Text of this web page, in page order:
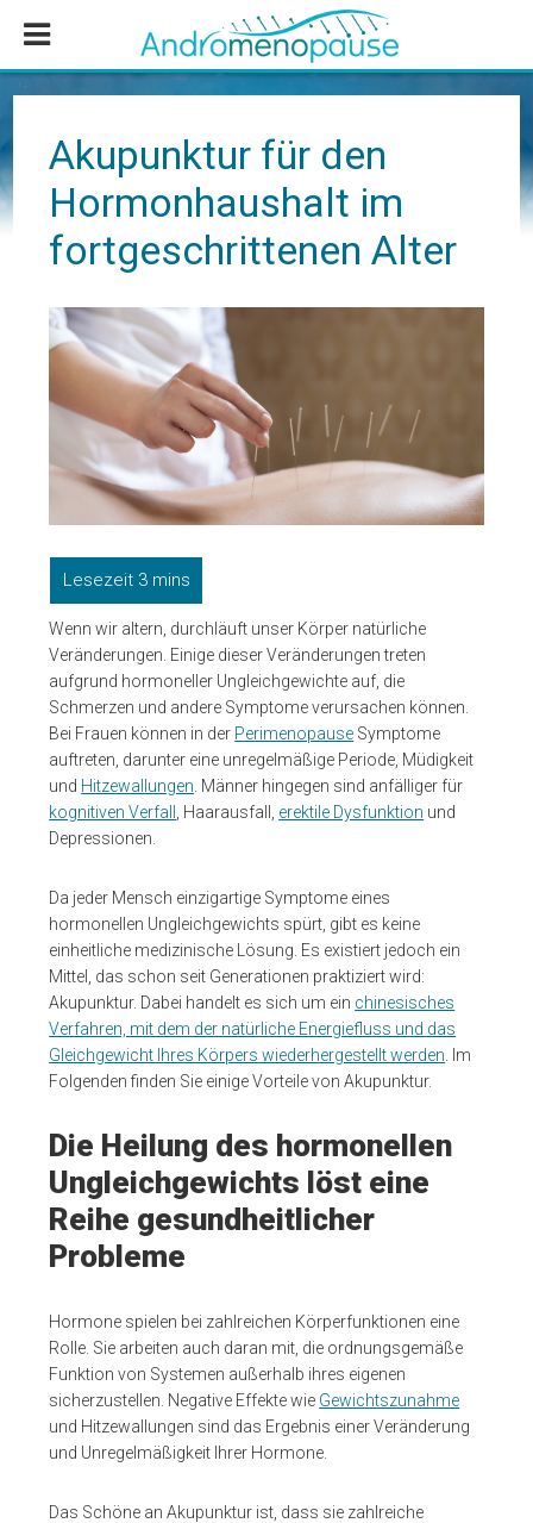
Inhalt
springen
Seitenspalte
springen
Fußzeile
springen
Akupunktur für den
Hormonhaushalt im
fortgeschrittenen Alter
Wenn wir altern, durchläuft unser Körper natürliche
Veränderungen. Einige dieser Veränderungen treten
aufgrund hormoneller Ungleichgewichte auf, die
Schmerzen und andere Symptome verursachen können.
Bei Frauen können in der Perimenopause Symptome
auftreten, darunter eine unregelmäßige Periode, Müdigkeit
und Hitzewallungen . Männer hingegen sind anfälliger für
kognitiven Verfall
, Haarausfall, erektile Dysfunktion und
Depressionen.
Da jeder Mensch einzigartige Symptome eines
hormonellen Ungleichgewichts spürt, gibt es keine
einheitliche medizinische Lösung. Es existiert jedoch ein
Mittel, das schon seit Generationen praktiziert wird:
Akupunktur. Dabei handelt es sich um ein chinesisches
Verfahren, mit dem der natürliche Energiefluss und das
Gleichgewicht Ihres Körpers wiederhergestellt werden . Im
Folgenden finden Sie einige Vorteile von Akupunktur.
Die Heilung des hormonellen
Ungleichgewichts löst eine
Reihe gesundheitlicher
Probleme
Hormone spielen bei zahlreichen Körperfunktionen eine
Rolle. Sie arbeiten auch daran mit, die ordnungsgemäße
Funktion von Systemen außerhalb ihres eigenen
sicherzustellen. Negative Effekte wie Gewichtszunahme
und Hitzewallungen sind das Ergebnis einer Veränderung
und Unregelmäßigkeit Ihrer Hormone.
Das Schöne an Akupunktur ist, dass sie zahlreiche